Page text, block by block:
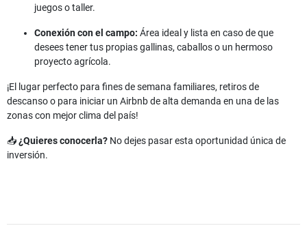
juegos o taller.
Conexión con el campo: Área ideal y lista en caso de que
desees tener tus propias gallinas, caballos o un hermoso
proyecto agrícola.
¡El lugar perfecto para fines de semana familiares, retiros de
descanso o para iniciar un Airbnb de alta demanda en una de las
zonas con mejor clima del país!
📥¿Quieres conocerla? No dejes pasar esta oportunidad única de
inversión.